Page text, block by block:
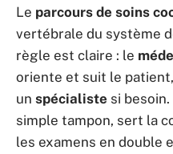
Le parcours de soins
vertébrale du système
règle est claire : le
oriente et suit le
un spécialiste si besoin.
simple tampon, sert la
les examens en double